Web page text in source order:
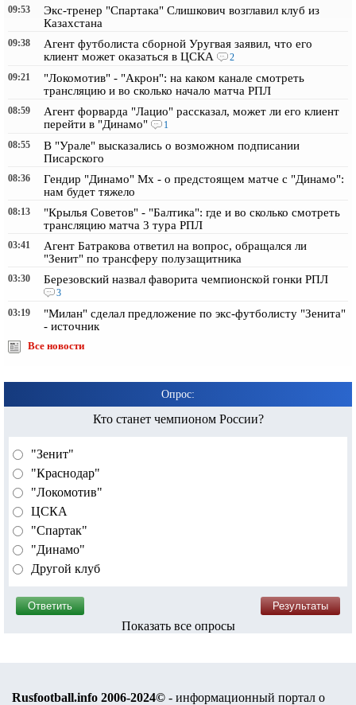
09:53
Экс-тренер "Спартака" Слишкович возглавил клуб из
Казахстана
09:38
Агент футболиста сборной Уругвая заявил, что его
клиент может оказаться в ЦСКА
2
09:21
"Локомотив" - "Акрон": на каком канале смотреть
трансляцию и во сколько начало матча РПЛ
08:59
Агент форварда "Лацио" рассказал, может ли его клиент
перейти в "Динамо"
1
08:55
В "Урале" высказались о возможном подписании
Писарского
08:36
Гендир "Динамо" Мх - о предстоящем матче с "Динамо":
нам будет тяжело
08:13
"Крылья Советов" - "Балтика": где и во сколько смотреть
трансляцию матча 3 тура РПЛ
03:41
Агент Батракова ответил на вопрос, обращался ли
"Зенит" по трансферу полузащитника
03:30 Березовский назвал фаворита чемпионской гонки РПЛ
3
03:19
"Милан" сделал предложение по экс-футболисту "Зенита"
- источник
Все новости
Опрос:
Кто станет чемпионом России?
"Зенит"
"Краснодар"
"Локомотив"
ЦСКА
"Спартак"
"Динамо"
Другой клуб
Показать все опросы
Rusfootball.info 2006-2024© - информационный портал о